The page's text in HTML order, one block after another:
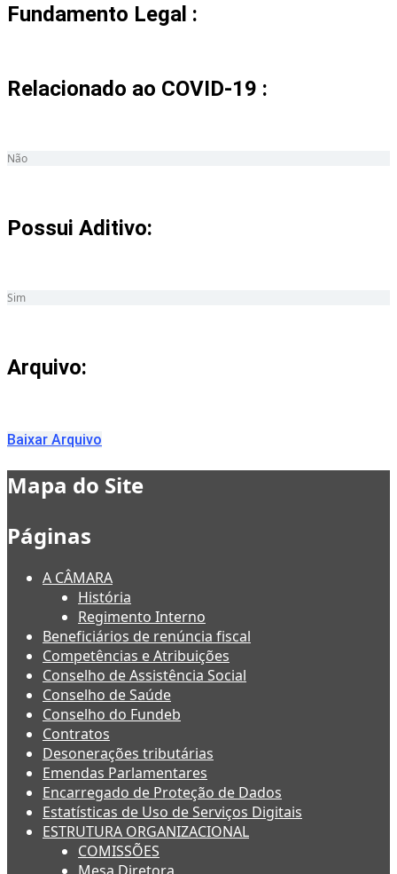
Fundamento Legal :​
Relacionado ao COVID-19 :​
Não
Possui Aditivo:​
Sim
Arquivo:
Baixar Arquivo
Mapa do Site
Páginas
A CÂMARA
História
Regimento Interno
Beneficiários de renúncia fiscal
Competências e Atribuições
Conselho de Assistência Social
Conselho de Saúde
Conselho do Fundeb
Contratos
Desonerações tributárias
Emendas Parlamentares
Encarregado de Proteção de Dados
Estatísticas de Uso de Serviços Digitais
ESTRUTURA ORGANIZACIONAL
COMISSÕES